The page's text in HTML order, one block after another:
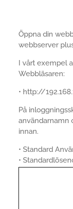
Öppna din
webbserver
I vårt exempel
Webbläsaren:
• http://
På
användarnamn
innan.
• Standard
•